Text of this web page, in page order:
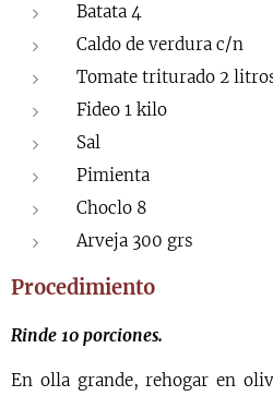
Batata 4
Caldo de verdura c/n
Tomate triturado 2
Fideo 1 kilo
Sal
Pimienta
Choclo 8
Arveja 300 grs
Procedimiento
Rinde 10 porciones.
En olla grande, rehogar en